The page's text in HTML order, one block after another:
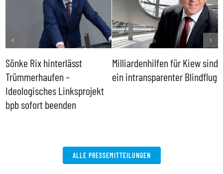
Sönke Rix hinterlässt
Trümmerhaufen –
Ideologisches Linksprojekt
bpb sofort beenden
Milliardenhilfen für Kiew sind
ein intransparenter Blindflug
ALLE PRESSEMITTEILUNGEN